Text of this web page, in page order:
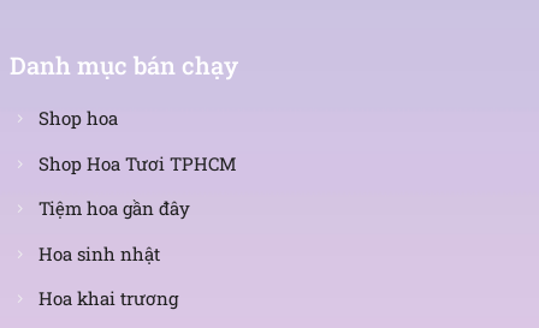
Danh mục bán chạy
Shop hoa
Shop Hoa Tươi TPHCM
Tiệm hoa gần đây
Hoa sinh nhật
Hoa khai trương